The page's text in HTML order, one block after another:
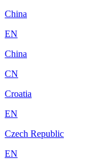
China
EN
China
CN
Croatia
EN
Czech Republic
EN